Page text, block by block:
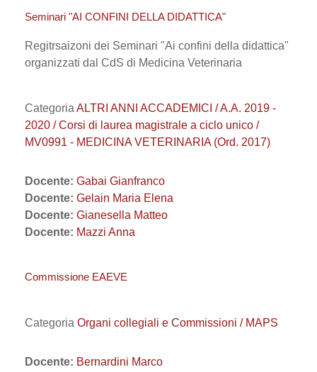
Seminari "AI CONFINI DELLA DIDATTICA"
Regitrsaizoni dei Seminari "Ai confini della didattica"
organizzati dal CdS di Medicina Veterinaria
Categoria ALTRI ANNI ACCADEMICI / A.A. 2019 -
2020 / Corsi di laurea magistrale a ciclo unico /
MV0991 - MEDICINA VETERINARIA (Ord. 2017)
Docente: Gabai Gianfranco
Docente: Gelain Maria Elena
Docente: Gianesella Matteo
Docente: Mazzi Anna
Commissione EAEVE
Categoria Organi collegiali e Commissioni / MAPS
Docente: Bernardini Marco